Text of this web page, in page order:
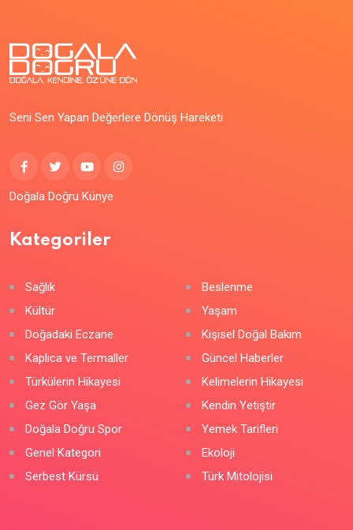
Seni Sen Yapan Değerlere Dönüş Hareketi
Doğala Doğru Künye
Kategoriler
Sağlık
Beslenme
Kültür
Yaşam
Doğadaki Eczane
Kişisel Doğal Bakım
Kaplıca ve Termaller
Güncel Haberler
Türkülerin Hikayesi
Kelimelerin Hikayesi
Gez Gör Yaşa
Kendin Yetiştir
Doğala Doğru Spor
Yemek Tarifleri
Genel Kategori
Ekoloji
Serbest Kürsü
Türk Mitolojisi